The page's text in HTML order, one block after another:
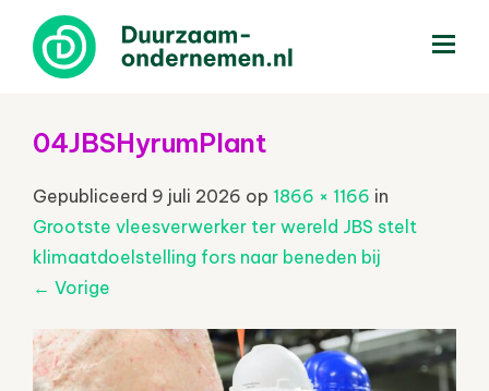
04JBSHyrumPlant
Gepubliceerd 9 juli 2026 op 1866 × 1166 in
Grootste vleesverwerker ter wereld JBS stelt
klimaatdoelstelling fors naar beneden bij
← Vorige